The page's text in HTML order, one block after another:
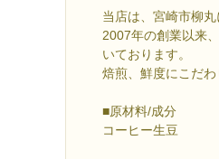
当店は、宮崎市柳
2007年の創業以来
いております。
焙煎、鮮度にこだ
■原材料/成分
コーヒー生豆